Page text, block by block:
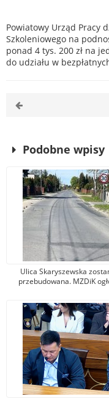
Powiatowy Urząd Pracy
Szkoleniowego na
ponad 4 tys. 200 zł na
do udziału w
Podobne wpisy
Ulica Skaryszewska
przebudowana. MZDiK
dokumentacji